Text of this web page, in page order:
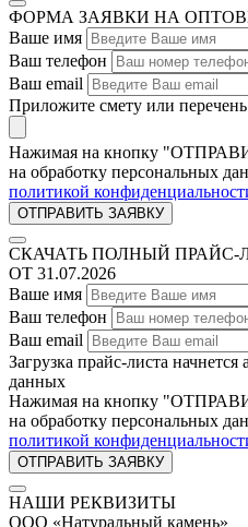
ФОРМА ЗАЯВКИ НА
Ваше имя
Ваш телефон
Ваш email
Приложите смету или
Нажимая на кнопку
на обработку персональных
политикой
СКАЧАТЬ ПОЛНЫЙ ПРАЙС-
ОТ 31.07.2026
Ваше имя
Ваш телефон
Ваш email
Загрузка прайс-листа
данных
Нажимая на кнопку
на обработку персональных
политикой
НАШИ РЕКВИЗИТЫ
ООО «Натуральный камень»